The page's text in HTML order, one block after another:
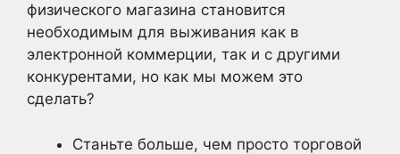
физического магазина становится
необходимым для выживания как в
электронной коммерции, так и с другими
конкурентами, но как мы можем это
сделать?
Станьте больше, чем просто торговой